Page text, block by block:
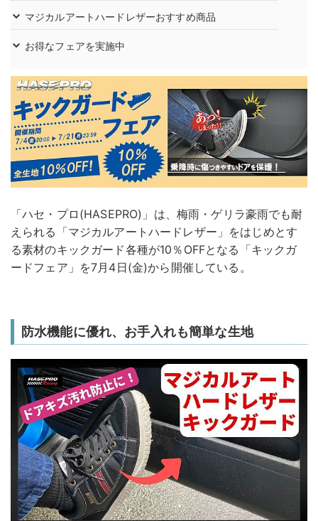
マジカルアートハードレザーおすすめ商品
お得なフェアを実施中
「ハセ・プロ(HASEPRO)」は、梅雨・ゲリラ豪雨でも耐
えられる「マジカルアートハードレザー」をはじめとす
る素材のキックガード各種が10％OFFとなる「キックガ
ードフェア」を7月4日(金)から開催している。
防水機能に優れ、お手入れも簡単な生地